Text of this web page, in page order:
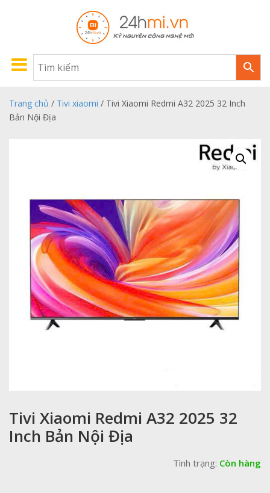
Trang chủ / Tivi xiaomi / Tivi Xiaomi Redmi A32 2025 32 Inch
Bản Nội Địa
Tivi Xiaomi Redmi A32 2025 32
Inch Bản Nội Địa
Tình trạng: Còn hàng